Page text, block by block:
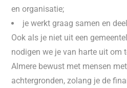
en organisatie;
je werkt graag samen en
Ook als je niet uit een
nodigen we je van harte uit om
Almere bewust met mensen
achtergronden, zolang je de